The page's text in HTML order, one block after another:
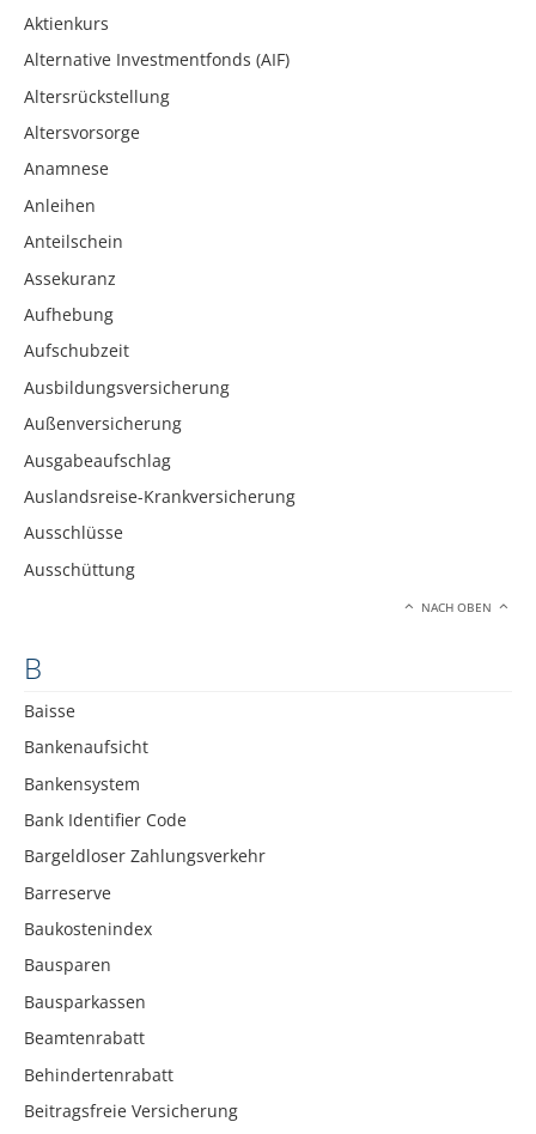
Aktienkurs
Alternative Investmentfonds (AIF)
Altersrückstellung
Altersvorsorge
Anamnese
Anleihen
Anteilschein
Assekuranz
Aufhebung
Aufschubzeit
Ausbildungsversicherung
Außenversicherung
Ausgabeaufschlag
Auslandsreise-Krankversicherung
Ausschlüsse
Ausschüttung
NACH OBEN
B
Baisse
Bankenaufsicht
Bankensystem
Bank Identifier Code
Bargeldloser Zahlungsverkehr
Barreserve
Baukostenindex
Bausparen
Bausparkassen
Beamtenrabatt
Behindertenrabatt
Beitragsfreie Versicherung